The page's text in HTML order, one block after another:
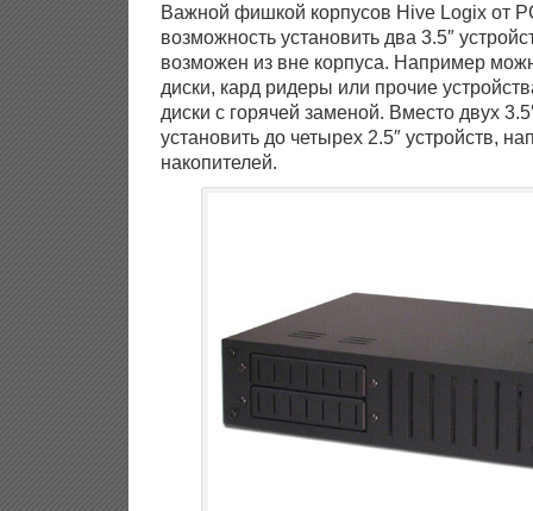
Важной фишкой корпусов Hive Logix от
возможность установить два 3.5″
возможен из вне корпуса. Например
диски, кард ридеры или прочие
диски с горячей заменой. Вместо двух
установить до четырех 2.5″ устройств,
накопителей.